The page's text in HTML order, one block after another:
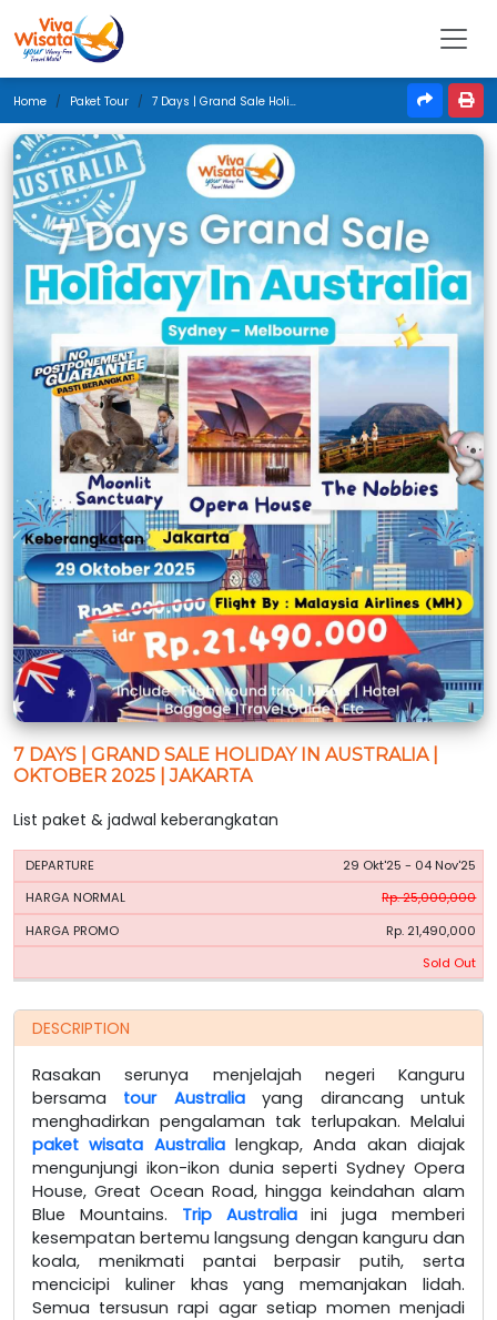
Home Paket Tour 7 Days | Grand Sale Holiday In Australia | Oktober 2025 | Jakarta
7 DAYS | GRAND SALE HOLIDAY IN AUSTRALIA |
OKTOBER 2025 | JAKARTA
List paket & jadwal keberangkatan
PERIODE
HARGA
29 Okt'25 - 04 Nov'25
Rp. 25,000,000
Rp. 21,490,000
Sold Out
DESCRIPTION
Rasakan serunya menjelajah negeri Kanguru
bersama tour Australiayang dirancang untuk
menghadirkan pengalaman tak terlupakan. Melalui
paket wisata Australialengkap, Anda akan diajak
mengunjungi ikon-ikon dunia seperti Sydney Opera
House, Great Ocean Road, hingga keindahan alam
Blue Mountains. Trip Australiaini juga memberi
kesempatan bertemu langsung dengan kanguru dan
koala, menikmati pantai berpasir putih, serta
mencicipi kuliner khas yang memanjakan lidah.
Semua tersusun rapi agar setiap momen menjadi